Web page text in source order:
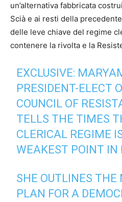
un’alternativa fabbricata
Scià e ai resti della
delle leve chiave del regime
contenere la rivolta e la
EXCLUSIVE:
PRESIDENT-ELECT
COUNCIL OF
TELLS THE TIMES
CLERICAL REGIME
WEAKEST POINT IN
SHE OUTLINES THE
PLAN FOR A